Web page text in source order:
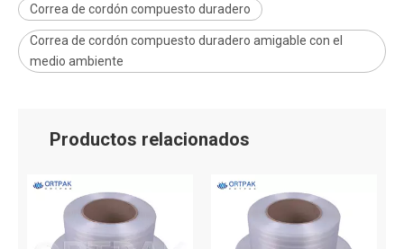
Correa de cordón compuesto duradero
Correa de cordón compuesto duradero amigable con el
medio ambiente
Productos relacionados